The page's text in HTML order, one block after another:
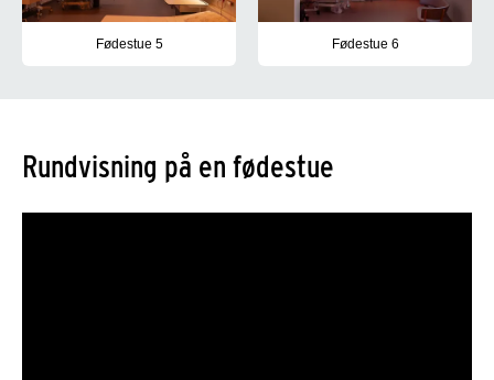
Fødestue 5 Fødestue 6
Rundvisning på en fødestue